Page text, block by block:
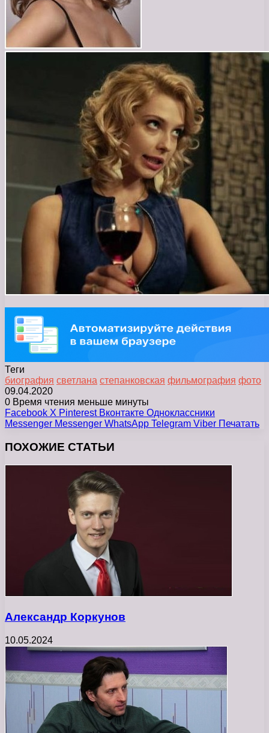
Теги
биография светлана степанковская фильмография фото
09.04.2020
0 Время чтения меньше минуты
Facebook X Pinterest Вконтакте Одноклассники
Messenger Messenger WhatsApp Telegram Viber Печатать
ПОХОЖИЕ СТАТЬИ
Александр Коркунов
10.05.2024